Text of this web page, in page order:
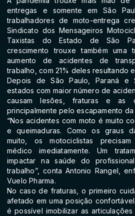
entregas e somente em São
trabalhadores de moto-entrega
Sindicato dos Mensageiros
Taxistas do Estado de São
crescimento trouxe também uma
aumento de acidentes de
trabalho, com 21% deles resultando
Depois de São Paulo, Paraná e
estados com maior número de
causam lesões, fraturas e as
principalmente pelo escapamento da
“Nos acidentes com moto é muito
e queimaduras. Como os graus
muito, os motociclistas
médico imediatamente. Um
impactar na saúde do
trabalho”, conta Antonio Rangel,
Vuelo Pharma.
No caso de fraturas, o primeiro
afetado em uma posição
é possível imobilizar as